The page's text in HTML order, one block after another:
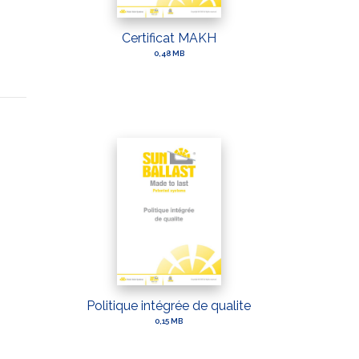
Certificat MAKH
0,48 MB
Politique intégrée de qualite
0,15 MB